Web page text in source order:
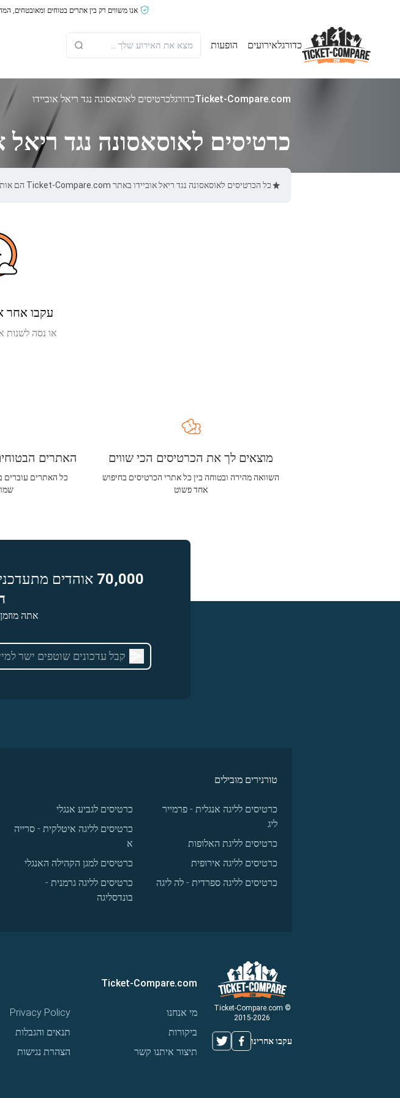
אנו משווים רק בין אתרים בטוחים ומאובטחים,
כדורגלאירועים הופעות
Ticket-Compare.comכדורגלכרטיסים לאוסאסונה נגד ריאל אוביידו
כרטיסים לאוסאסונה נגד ריאל
כל הכרטיסים לאוסאסונה נגד ריאל אוביידו באתר Ticket-Compare.com הם אותנטיים, ממוכרים מאומתים מראש שמספקים אחריות של 100%.
עקבו אחר
או נסה לשנות
האתרים
כל האתרים עוברים
מוצאים לך את הכרטיסים הכי שווים
השוואה מהירה ובטוחה בין כל אתרי הכרטיסים בחיפוש
אחד פשוט
70,000 אוהדים
אתה
טורנירים מובילים
כרטיסים לליגה אנגלית - פרמייר
ליג
כרטיסים לליגת האלופות
כרטיסים לליגה אירופית
כרטיסים לליגה ספרדית - לה ליגה
כרטיסים לגביע אנגלי
כרטיסים לליגה איטלקית - סרייה
א
כרטיסים למגן הקהילה האנגלי
כרטיסים לליגה גרמנית -
בונדסליגה
© Ticket-Compare.com
2015-2026
עקבו אחרינו
Ticket-Compare.com
מי אנחנו
ביקורות
תיצור איתנו קשר
Privacy Policy
תנאים והגבלות
הצהרת נגישות